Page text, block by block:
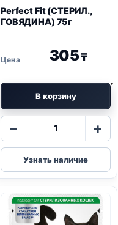
Perfect Fit (СТЕРИЛ.,
ГОВЯДИНА) 75г
305₸
В корзину
−
Количество
Perfect
Fit
(СТЕРИЛ.,
ГОВЯДИНА)
75г
+
Узнать наличие